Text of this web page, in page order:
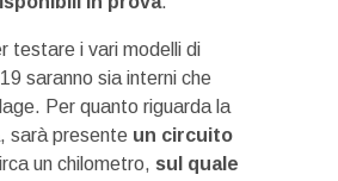
testare i vari modelli di
saranno sia interni che
Per quanto riguarda la
sarà presente un circuito
un chilometro, sul quale